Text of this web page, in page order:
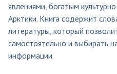
явлениями, богатым
Арктики. Книга содержит
литературы, который
самостоятельно и выбирать
информации.